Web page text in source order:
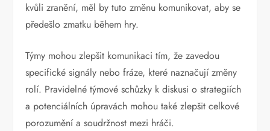
kvůli zranění, měl by tuto změnu komunikovat, aby se
předešlo zmatku během hry.
Týmy mohou zlepšit komunikaci tím, že zavedou
specifické signály nebo fráze, které naznačují změny
rolí. Pravidelné týmové schůzky k diskusi o strategiích
a potenciálních úpravách mohou také zlepšit celkové
porozumění a soudržnost mezi hráči.